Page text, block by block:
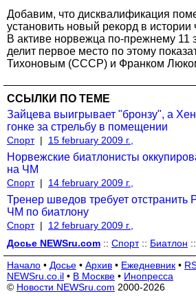
Добавим, что дисквалификация
установить новый рекорд в
В активе норвежца по-прежнему 11
делит первое место по этому
Тихоновым (СССР) и Франком
ССЫЛКИ ПО ТЕМЕ
Зайцева выигрывает "бронзу", а
гонке за стрельбу в помещении
Спорт | 15 february 2009 г.,
Норвежские биатлонисты
на ЧМ
Спорт | 14 february 2009 г.,
Тренер шведов требует отстранить
ЧМ по биатлону
Спорт |
12 february 2009 г.,
Досье NEWSru.com :: Спорт:: Биатлон ::
Начало • Досье • Архив • Ежедневник •
NEWSru.co.il • В Москве • Инопресса
© Новости NEWSru.com 2000-2026